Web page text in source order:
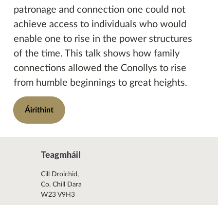
patronage and connection one could not
achieve access to individuals who would
enable one to rise in the power structures
of the time. This talk shows how family
connections allowed the Conollys to rise
from humble beginnings to great heights.
Áirithint
Teagmháil
Cill Droichid,
Co. Chill Dara
W23 V9H3